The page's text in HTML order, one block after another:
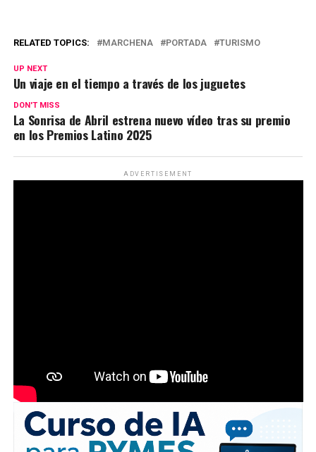
RELATED TOPICS: MARCHENA PORTADA TURISMO
UP NEXT
Un viaje en el tiempo a través de los juguetes
DON'T MISS
La Sonrisa de Abril estrena nuevo vídeo tras su premio
en los Premios Latino 2025
ADVERTISEMENT